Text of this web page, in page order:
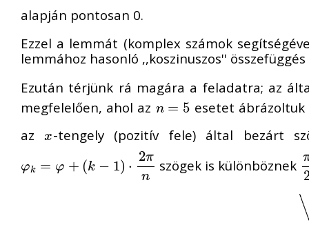
alapján pontosan 0.
Ezzel a lemmát (komplex számok
lemmához hasonló ,,koszinuszos'' összefüggés
Ezután térjünk rá magára a feladatra; az
megfelelően, ahol az n = 5
n=5 esetet ábrázoltuk
azx
x-tengely (pozitív fele) által bezárt
φk = φ + (k − 1) ⋅
2π
n
φk =φ +( k− 1)⋅ 2π n szögek is különböznek π